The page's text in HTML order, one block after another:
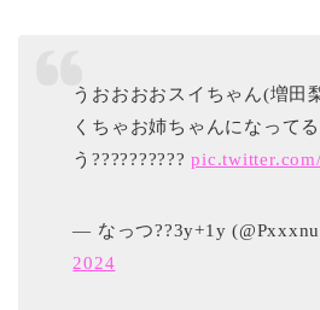
うおおおおスイちゃん(増田
くちゃお姉ちゃんになって
う??????????
— なっつ??3y+1y
2024